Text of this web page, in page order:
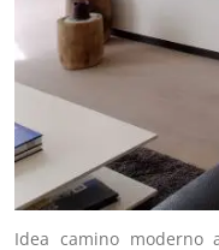
Idea camino moderno